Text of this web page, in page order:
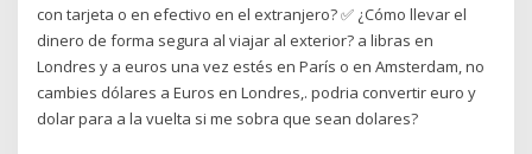
con tarjeta o en efectivo en el extranjero? ✅ ¿Cómo llevar el
dinero de forma segura al viajar al exterior? a libras en
Londres y a euros una vez estés en París o en Amsterdam, no
cambies dólares a Euros en Londres,. podria convertir euro y
dolar para a la vuelta si me sobra que sean dolares?